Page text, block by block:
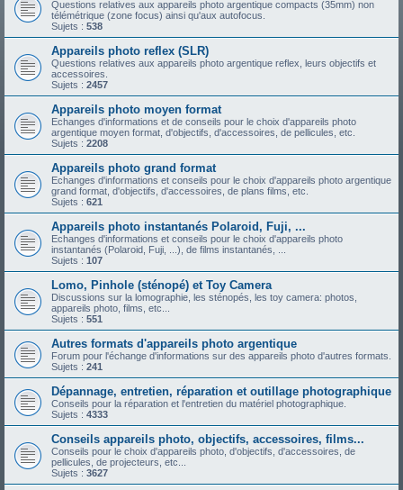
Questions relatives aux appareils photo argentique compacts (35mm) non
télémétrique (zone focus) ainsi qu'aux autofocus.
Sujets : 538
Appareils photo reflex (SLR)
Questions relatives aux appareils photo argentique reflex, leurs objectifs et
accessoires.
Sujets : 2457
Appareils photo moyen format
Echanges d'informations et de conseils pour le choix d'appareils photo
argentique moyen format, d'objectifs, d'accessoires, de pellicules, etc.
Sujets : 2208
Appareils photo grand format
Echanges d'informations et conseils pour le choix d'appareils photo argentique
grand format, d'objectifs, d'accessoires, de plans films, etc.
Sujets : 621
Appareils photo instantanés Polaroid, Fuji, ...
Echanges d'informations et conseils pour le choix d'appareils photo
instantanés (Polaroid, Fuji, ...), de films instantanés, ...
Sujets : 107
Lomo, Pinhole (sténopé) et Toy Camera
Discussions sur la lomographie, les sténopés, les toy camera: photos,
appareils photo, films, etc...
Sujets : 551
Autres formats d'appareils photo argentique
Forum pour l'échange d'informations sur des appareils photo d'autres formats.
Sujets : 241
Dépannage, entretien, réparation et outillage photographique
Conseils pour la réparation et l'entretien du matériel photographique.
Sujets : 4333
Conseils appareils photo, objectifs, accessoires, films...
Conseils pour le choix d'appareils photo, d'objectifs, d'accessoires, de
pellicules, de projecteurs, etc...
Sujets : 3627